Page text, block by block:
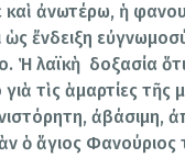
ἀνωτέρω, ἡ
ἔνδειξη
Ἡ λαϊκὴ δοξασία
τὶς ἁμαρτίες τῆς
ἀβάσιμη,
ὁ ἅγιος Φανούριος